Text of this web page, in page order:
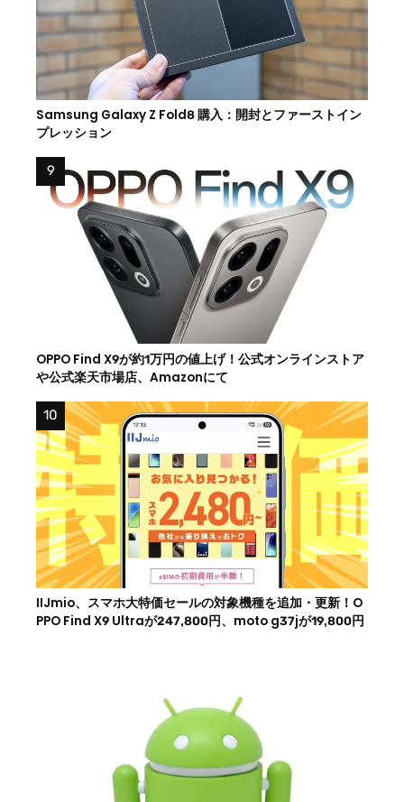
Samsung Galaxy Z Fold8 購入：開封とファーストイン
プレッション
OPPO Find X9が約1万円の値上げ！公式オンラインストア
や公式楽天市場店、Amazonにて
IIJmio、スマホ大特価セールの対象機種を追加・更新！O
PPO Find X9 Ultraが247,800円、moto g37jが19,800円